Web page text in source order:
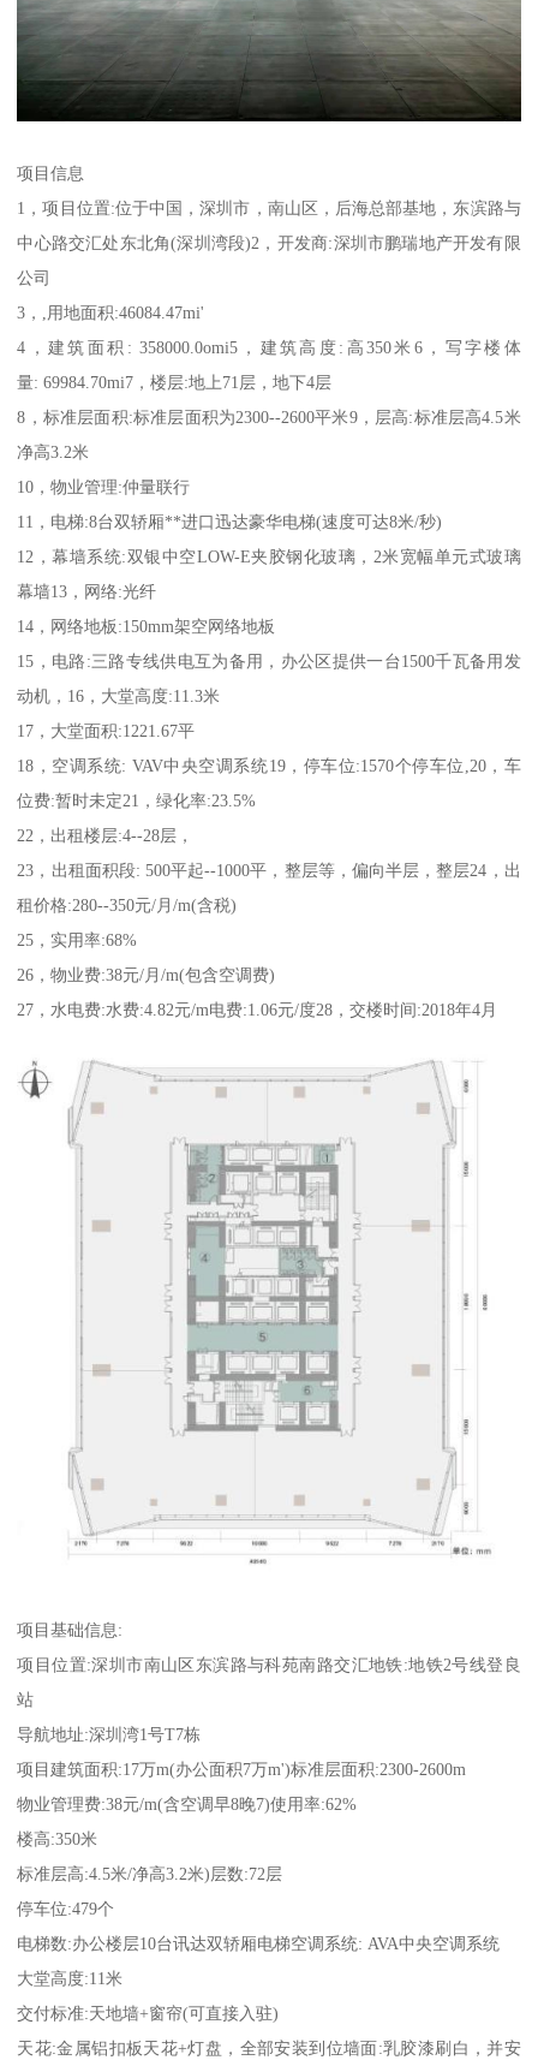
项目信息
1，项目位置:位于中国，深圳市，南山区，后海总部基地，东滨路与
中心路交汇处东北角(深圳湾段)2，开发商:深圳市鹏瑞地产开发有限
公司
3，,用地面积:46084.47mi'
4，建筑面积: 358000.0omi5，建筑高度:高350米6，写字楼体
量: 69984.70mi7，楼层:地上71层，地下4层
8，标准层面积:标准层面积为2300--2600平米9，层高:标准层高4.5米
净高3.2米
10，物业管理:仲量联行
11，电梯:8台双轿厢**进口迅达豪华电梯(速度可达8米/秒)
12，幕墙系统:双银中空LOW-E夹胶钢化玻璃，2米宽幅单元式玻璃
幕墙13，网络:光纤
14，网络地板:150mm架空网络地板
15，电路:三路专线供电互为备用，办公区提供一台1500千瓦备用发
动机，16，大堂高度:11.3米
17，大堂面积:1221.67平
18，空调系统: VAV中央空调系统19，停车位:1570个停车位,20，车
位费:暂时未定21，绿化率:23.5%
22，出租楼层:4--28层，
23，出租面积段: 500平起--1000平，整层等，偏向半层，整层24，出
租价格:280--350元/月/m(含税)
25，实用率:68%
26，物业费:38元/月/m(包含空调费)
27，水电费:水费:4.82元/m电费:1.06元/度28，交楼时间:2018年4月
项目基础信息:
项目位置:深圳市南山区东滨路与科苑南路交汇地铁:地铁2号线登良
站
导航地址:深圳湾1号T7栋
项目建筑面积:17万m(办公面积7万m')标准层面积:2300-2600m
物业管理费:38元/m(含空调早8晚7)使用率:62%
楼高:350米
标准层高:4.5米/净高3.2米)层数:72层
停车位:479个
电梯数:办公楼层10台讯达双轿厢电梯空调系统: AVA中央空调系统
大堂高度:11米
交付标准:天地墙+窗帘(可直接入驻)
天花:金属铝扣板天花+灯盘，全部安装到位墙面:乳胶漆刷白，并安